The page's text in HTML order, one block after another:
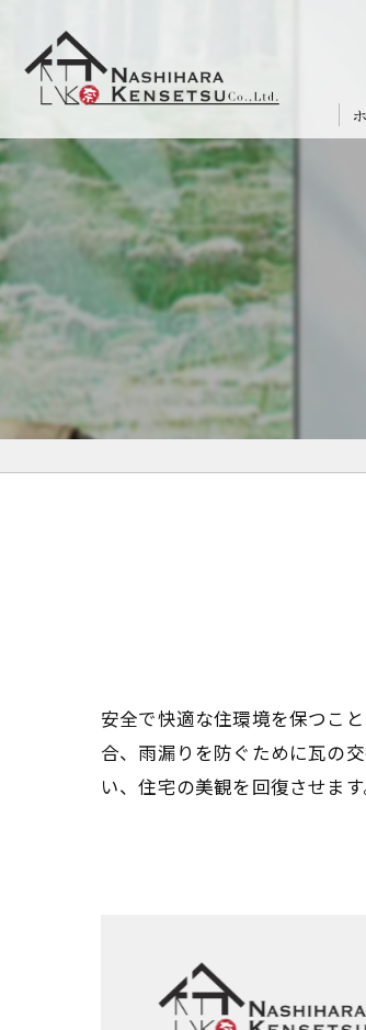
安全で快適な住環境を保つこ
合、雨漏りを防ぐために瓦の
い、住宅の美観を回復させます